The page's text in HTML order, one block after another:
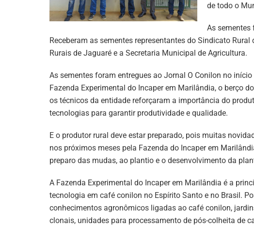
de todo o
As sementes
Receberam as sementes representantes do Sindicato
Rurais de Jaguaré e a Secretaria Municipal de Agricultura.
As sementes foram entregues ao Jornal O Conilon no
Fazenda Experimental do Incaper em Marilândia, o berço
os técnicos da entidade reforçaram a importância do
tecnologias para garantir produtividade e qualidade.
E o produtor rural deve estar preparado, pois muitas
nos próximos meses pela Fazenda do Incaper em
preparo das mudas, ao plantio e o desenvolvimento da
A Fazenda Experimental do Incaper em Marilândia é a
tecnologia em café conilon no Espírito Santo e no Brasil.
conhecimentos agronômicos ligadas ao café conilon,
clonais, unidades para processamento de pós-colheita de